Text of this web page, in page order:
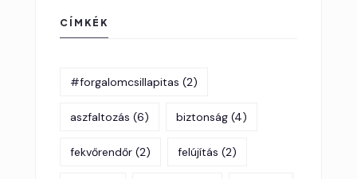
CÍMKÉK
#forgalomcsillapitas (2)
aszfaltozás (6) biztonság (4)
fekvőrendőr (2) felújítás (2)